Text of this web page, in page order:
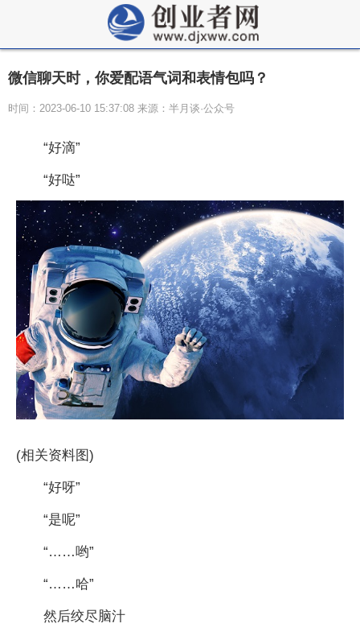
微信聊天时，你爱配语气词和表情包吗？
时间：2023-06-10 15:37:08 来源：半月谈·公众号
“好滴”
“好哒”
(相关资料图)
“好呀”
“是呢”
“……哟”
“……哈”
然后绞尽脑汁